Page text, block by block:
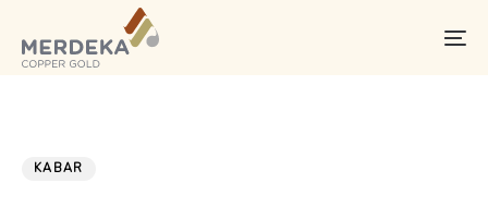
links
primary
KABAR